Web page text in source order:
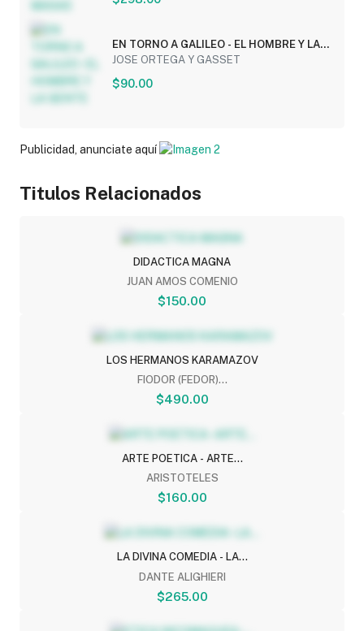
EN TORNO A GALILEO - EL HOMBRE Y LA
GENTE
JOSE ORTEGA Y GASSET
$90.00
Publicidad, anunciate aquí
Titulos Relacionados
DIDACTICA MAGNA
JUAN AMOS COMENIO
$150.00
LOS HERMANOS KARAMAZOV
FIODOR (FEDOR)...
$490.00
ARTE POETICA - ARTE...
ARISTOTELES
$160.00
LA DIVINA COMEDIA - LA...
DANTE ALIGHIERI
$265.00